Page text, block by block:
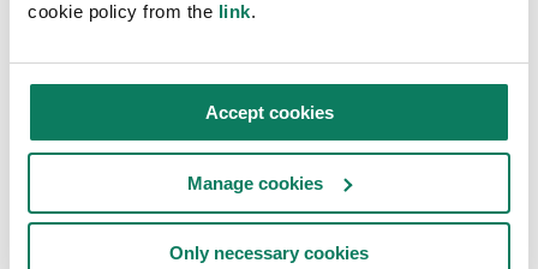
cookie policy from the link.
Accept cookies
Manage cookies
Only necessary cookies
von Bauprodukten in der Europäischen Union
einzuhalten?Durch die Einhaltung dieser
Anforderungen können Hersteller sicherstellen,
dass ihre Produkte Zugang zum EU-Markt
erhalten und für ihre Sicherheit, Qualität und